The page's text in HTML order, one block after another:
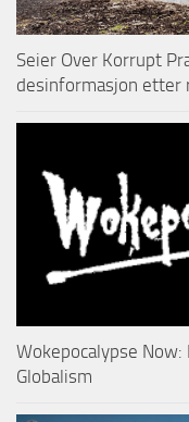
Seier Over Korrupt
desinformasjon etter
Wokepocalypse
Globalism